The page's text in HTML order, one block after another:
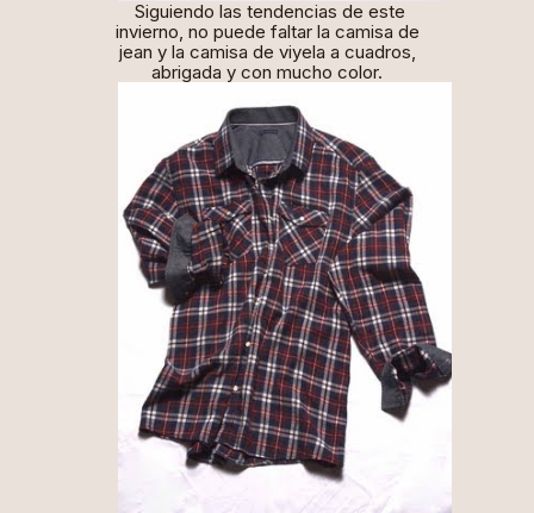
Siguiendo las tendencias de este
invierno, no puede faltar la camisa de
jean y la camisa de viyela a cuadros,
abrigada y con mucho color.